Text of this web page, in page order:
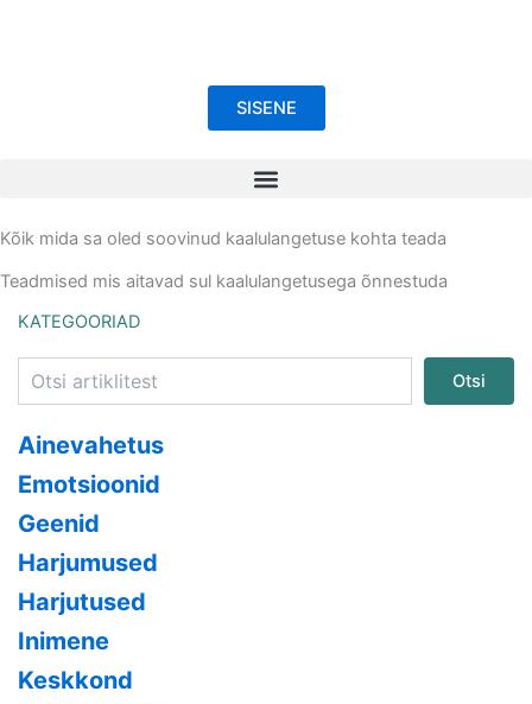
SISENE
Kõik mida sa oled soovinud kaalulangetuse kohta teada
Teadmised mis aitavad sul kaalulangetusega õnnestuda
KATEGOORIAD
Otsi
Otsi
Ainevahetus
Emotsioonid
Geenid
Harjumused
Harjutused
Inimene
Keskkond